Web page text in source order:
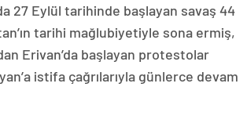
27 Eylül tarihinde başlayan savaş 44
tarihi mağlubiyetiyle sona ermiş,
Erivan’da başlayan protestolar
istifa çağrılarıyla günlerce devam